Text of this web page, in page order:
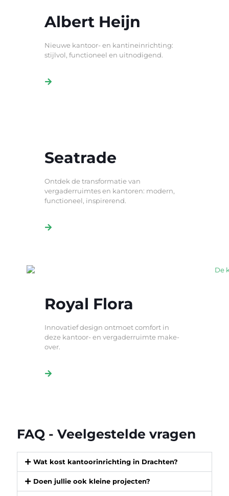
Albert Heijn
Nieuwe kantoor- en kantineinrichting:
stijlvol, functioneel en uitnodigend.
Seatrade
Ontdek de transformatie van
vergaderruimtes en kantoren: modern,
functioneel, inspirerend.
Royal Flora
Innovatief design ontmoet comfort in
deze kantoor- en vergaderruimte make-
over.
FAQ - Veelgestelde vragen
Wat kost kantoorinrichting in Drachten?
Doen jullie ook kleine projecten?